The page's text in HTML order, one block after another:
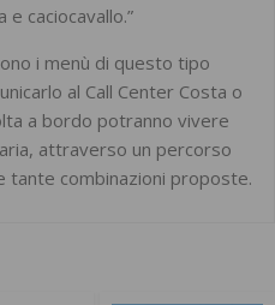
caciocavallo.”
i menù di questo tipo
al Call Center Costa o
a bordo potranno vivere
attraverso un percorso
tante combinazioni proposte.